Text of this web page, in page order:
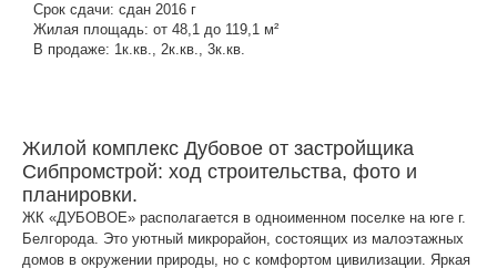
Срок сдачи: сдан 2016 г
Жилая площадь: от 48,1 до 119,1 м²
В продаже: 1к.кв., 2к.кв., 3к.кв.
Жилой комплекс Дубовое от застройщика
Сибпромстрой: ход строительства, фото и
планировки.
ЖК «ДУБОВОЕ» располагается в одноименном поселке на юге г.
Белгорода. Это уютный микрорайон, состоящих из малоэтажных
домов в окружении природы, но с комфортом цивилизации. Яркая